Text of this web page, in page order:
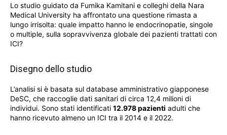
Lo studio guidato da Fumika Kamitani e colleghi della Nara
Medical University ha affrontato una questione rimasta a
lungo irrisolta: quale impatto hanno le endocrinopatie, singole
o multiple, sulla sopravvivenza globale dei pazienti trattati con
ICI?
Disegno dello studio
L’analisi si è basata sul database amministrativo giapponese
DeSC, che raccoglie dati sanitari di circa 12,4 milioni di
individui. Sono stati identificati 12.978 pazienti adulti che
hanno ricevuto almeno un ICI tra il 2014 e il 2022.